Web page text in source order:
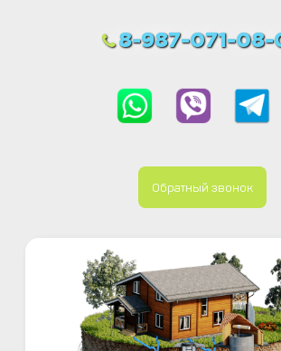
8-987-071-08-
Обратный звонок